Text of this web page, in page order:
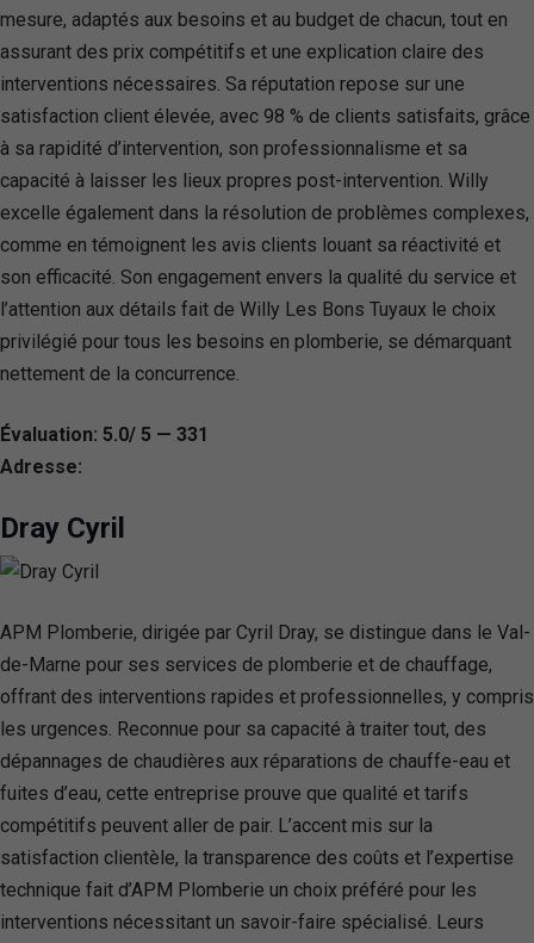
mesure, adaptés aux besoins et au budget de chacun, tout en
assurant des prix compétitifs et une explication claire des
interventions nécessaires. Sa réputation repose sur une
satisfaction client élevée, avec 98 % de clients satisfaits, grâce
à sa rapidité d’intervention, son professionnalisme et sa
capacité à laisser les lieux propres post-intervention. Willy
excelle également dans la résolution de problèmes complexes,
comme en témoignent les avis clients louant sa réactivité et
son efficacité. Son engagement envers la qualité du service et
l’attention aux détails fait de Willy Les Bons Tuyaux le choix
privilégié pour tous les besoins en plomberie, se démarquant
nettement de la concurrence.
Évaluation: 5.0/ 5 — 331
Adresse:
Dray Cyril
APM Plomberie, dirigée par Cyril Dray, se distingue dans le Val-
de-Marne pour ses services de plomberie et de chauffage,
offrant des interventions rapides et professionnelles, y compris
les urgences. Reconnue pour sa capacité à traiter tout, des
dépannages de chaudières aux réparations de chauffe-eau et
fuites d’eau, cette entreprise prouve que qualité et tarifs
compétitifs peuvent aller de pair. L’accent mis sur la
satisfaction clientèle, la transparence des coûts et l’expertise
technique fait d’APM Plomberie un choix préféré pour les
interventions nécessitant un savoir-faire spécialisé. Leurs